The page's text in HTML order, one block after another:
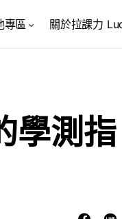
專區 關於拉課力
學測指